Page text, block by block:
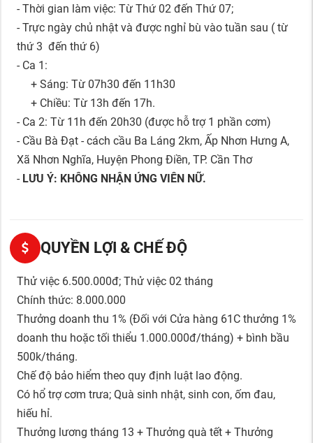
- Thời gian làm việc: Từ Thứ 02 đến Thứ 07;
- Trực ngày chủ nhật và được nghỉ bù vào tuần sau ( từ
thứ 3 đến thứ 6)
- Ca 1:
+ Sáng: Từ 07h30 đến 11h30
+ Chiều: Từ 13h đến 17h.
- Ca 2: Từ 11h đến 20h30 (được hỗ trợ 1 phần cơm)
- Cầu Bà Đạt - cách cầu Ba Láng 2km, Ấp Nhơn Hưng A,
Xã Nhơn Nghĩa, Huyện Phong Điền, TP. Cần Thơ
- LƯU Ý: KHÔNG NHẬN ỨNG VIÊN NỮ.
QUYỀN LỢI & CHẾ ĐỘ
Thử việc 6.500.000đ; Thử việc 02 tháng
Chính thức: 8.000.000
Thưởng doanh thu 1% (Đối với Cửa hàng 61C thưởng 1%
doanh thu hoặc tối thiểu 1.000.000đ/tháng) + bình bầu
500k/tháng.
Chế độ bảo hiểm theo quy định luật lao động.
Có hổ trợ cơm trưa; Quà sinh nhật, sinh con, ốm đau,
hiếu hỉ.
Thưởng lương tháng 13 + Thưởng quà tết + Thưởng